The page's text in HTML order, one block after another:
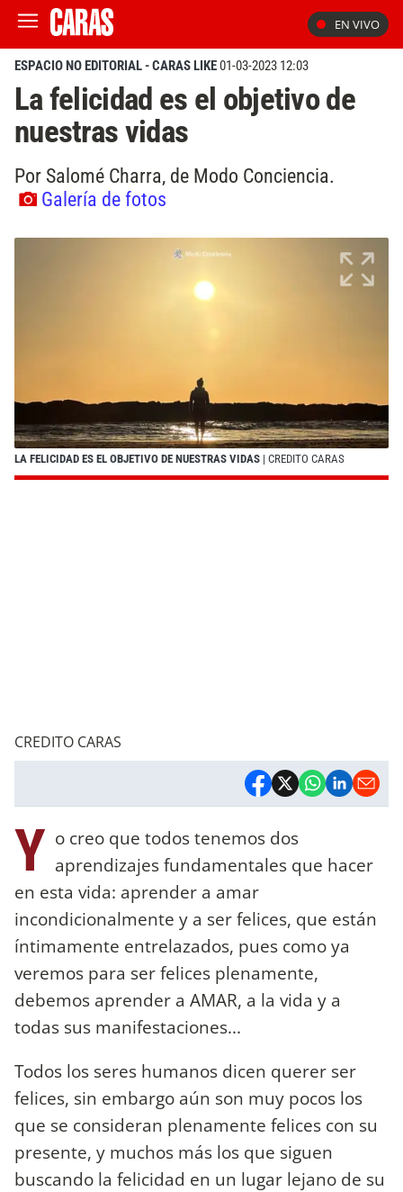
EN VIVO
ESPACIO NO EDITORIAL - CARAS LIKE01-03-2023 12:03
La felicidad es el objetivo de
nuestras vidas
Por Salomé Charra, de Modo Conciencia.
Galería de fotos
LA FELICIDAD ES EL OBJETIVO DE NUESTRAS VIDAS | CREDITO CARAS
CREDITO CARAS
Y o creo que todos tenemos dos
aprendizajes fundamentales que hacer
en esta vida: aprender a amar
incondicionalmente y a ser felices, que están
íntimamente entrelazados, pues como ya
veremos para ser felices plenamente,
debemos aprender a AMAR, a la vida y a
todas sus manifestaciones...
Todos los seres humanos dicen querer ser
felices, sin embargo aún son muy pocos los
que se consideran plenamente felices con su
presente, y muchos más los que siguen
buscando la felicidad en un lugar lejano de su